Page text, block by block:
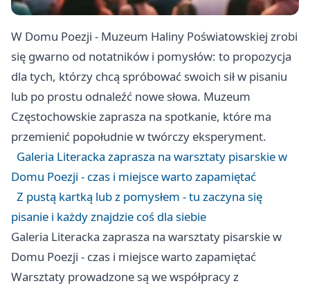
W Domu Poezji - Muzeum Haliny Poświatowskiej zrobi
się gwarno od notatników i pomysłów: to propozycja
dla tych, którzy chcą spróbować swoich sił w pisaniu
lub po prostu odnaleźć nowe słowa. Muzeum
Częstochowskie zaprasza na spotkanie, które ma
przemienić popołudnie w twórczy eksperyment.
Galeria Literacka zaprasza na warsztaty pisarskie w
Domu Poezji - czas i miejsce warto zapamiętać
Z pustą kartką lub z pomysłem - tu zaczyna się
pisanie i każdy znajdzie coś dla siebie
Galeria Literacka zaprasza na warsztaty pisarskie w
Domu Poezji - czas i miejsce warto zapamiętać
Warsztaty prowadzone są we współpracy z